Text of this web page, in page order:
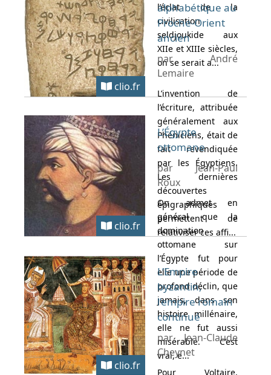
l’éclat de la
civilisation
seldjoukide aux
XIIe et XIIIe siècles,
on se serait a...
clio.fr
alphabétique au
Proche-Orient
ancien
par André
Lemaire
L’invention de
l’écriture, attribuée
généralement aux
Phéniciens, était de
fait revendiquée
par les Égyptiens.
Les dernières
découvertes
épigraphiques
permettent de
relativiser ces affi...
clio.fr
L’Égypte
ottomane
par Jean-Paul
Roux
On admet en
général que la
domination
ottomane sur
l’Égypte fut pour
elle une période de
profond déclin, que
jamais, dans son
histoire millénaire,
elle ne fut aussi
misérable. C’est
vrai, e...
clio.fr
L’Empire
byzantin,
l’empire romain
continué
par Jean-Claude
Cheynet
Pour Voltaire,